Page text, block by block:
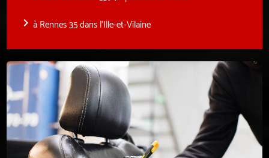
navigate_nextà Rennes 35 dans l'Ille-et-Vilaine